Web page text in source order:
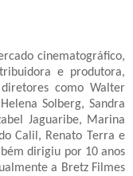
cinematográfico,
e produtora,
como Walter
Solberg, Sandra
Jaguaribe, Marina
Calil, Renato Terra e
dirigiu por 10 anos
a Bretz Filmes